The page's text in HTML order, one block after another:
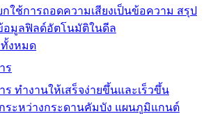
กใช้การถอดความเสียงเป็นข้อความ สรุป
อมูลฟิลด์อัตโนมัติในดีล
งหมด
ร
ร ทำงานให้เสร็จง่ายขึ้นและเร็วขึ้น
ระหว่างกระดานคัมบัง แผนภูมิแกนต์